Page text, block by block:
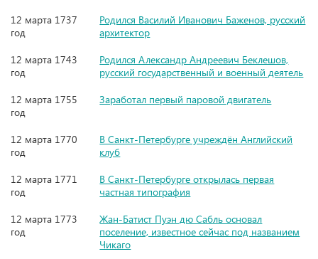
12 марта 1737
год
Родился Василий Иванович Баженов, русский
архитектор
12 марта 1743
год
Родился Александр Андреевич Беклешов,
русский государственный и военный деятель
12 марта 1755
год
Заработал первый паровой двигатель
12 марта 1770
год
В Санкт-Петербурге учреждён Английский
клуб
12 марта 1771
год
В Санкт-Петербурге открылась первая
частная типография
12 марта 1773
год
Жан-Батист Пуэн дю Сабль основал
поселение, известное сейчас под названием
Чикаго